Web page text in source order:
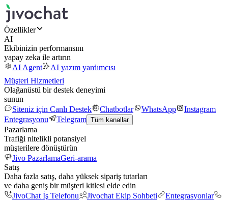
Özellikler
AI
Ekibinizin performansını
yapay zeka ile artırın
AI Agent
AI yazım yardımcısı
Müşteri Hizmetleri
Olağanüstü bir destek deneyimi
sunun
Siteniz için Canlı Destek
Chatbotlar WhatsApp
Instagram
Entegrasyonu
Telegram Tüm kanallar
Pazarlama
Trafiği nitelikli potansiyel
müşterilere dönüştürün
Jivo PazarlamaGeri-arama
Satış
Daha fazla satış, daha yüksek sipariş tutarları
ve daha geniş bir müşteri kitlesi elde edin
JivoChat İş Telefonu
Jivochat Ekip Sohbeti
Entegrasyonlar